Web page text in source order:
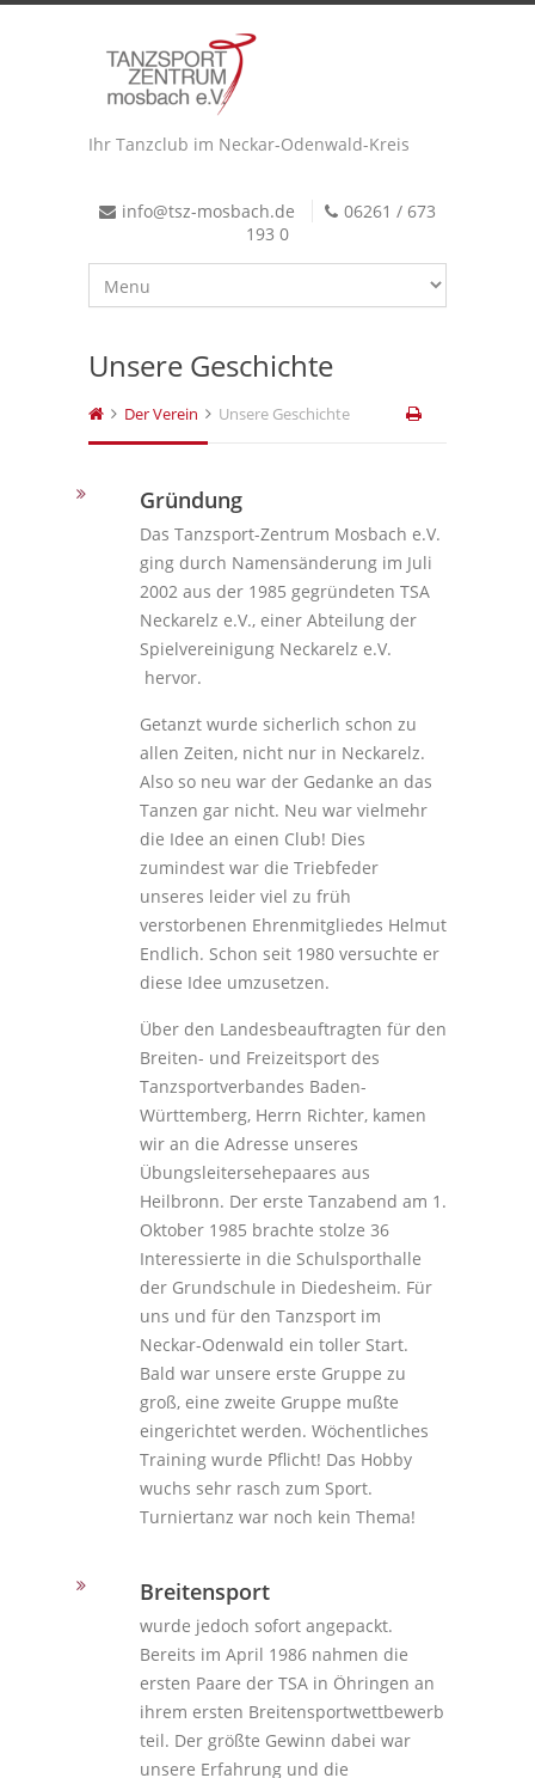
Ihr Tanzclub im Neckar-Odenwald-Kreis
info@tsz-mosbach.de
06261 / 673
193 0
Unsere Geschichte
Der Verein Unsere Geschichte
Gründung
Das Tanzsport-Zentrum Mosbach e.V.
ging durch Namensänderung im Juli
2002 aus der 1985 gegründeten TSA
Neckarelz e.V., einer Abteilung der
Spielvereinigung Neckarelz e.V.
hervor.
Getanzt wurde sicherlich schon zu
allen Zeiten, nicht nur in Neckarelz.
Also so neu war der Gedanke an das
Tanzen gar nicht. Neu war vielmehr
die Idee an einen Club! Dies
zumindest war die Triebfeder
unseres leider viel zu früh
verstorbenen Ehrenmitgliedes Helmut
Endlich. Schon seit 1980 versuchte er
diese Idee umzusetzen.
Über den Landesbeauftragten für den
Breiten- und Freizeitsport des
Tanzsportverbandes Baden-
Württemberg, Herrn Richter, kamen
wir an die Adresse unseres
Übungsleitersehepaares aus
Heilbronn. Der erste Tanzabend am 1.
Oktober 1985 brachte stolze 36
Interessierte in die Schulsporthalle
der Grundschule in Diedesheim. Für
uns und für den Tanzsport im
Neckar-Odenwald ein toller Start.
Bald war unsere erste Gruppe zu
groß, eine zweite Gruppe mußte
eingerichtet werden. Wöchentliches
Training wurde Pflicht! Das Hobby
wuchs sehr rasch zum Sport.
Turniertanz war noch kein Thema!
Breitensport
wurde jedoch sofort angepackt.
Bereits im April 1986 nahmen die
ersten Paare der TSA in Öhringen an
ihrem ersten Breitensportwettbewerb
teil. Der größte Gewinn dabei war
unsere Erfahrung und die